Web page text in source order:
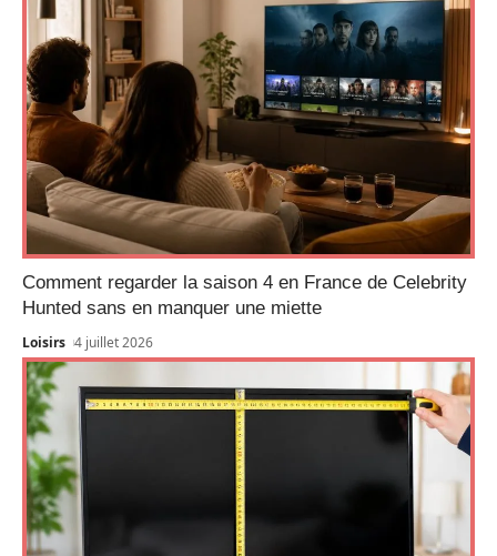
Comment regarder la saison 4 en France de Celebrity
Hunted sans en manquer une miette
Loisirs 4 juillet 2026